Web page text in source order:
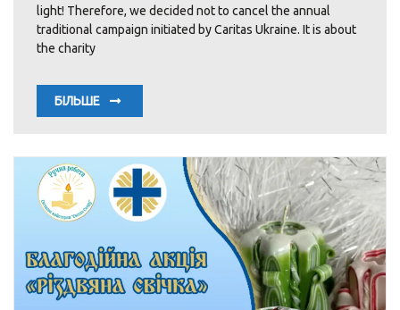
light! Therefore, we decided not to cancel the annual
traditional campaign initiated by Caritas Ukraine. It is about
the charity
БІЛЬШЕ